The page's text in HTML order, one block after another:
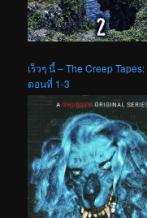
เร็วๆ นี้ – The Creep
ตอนที่ 1-3